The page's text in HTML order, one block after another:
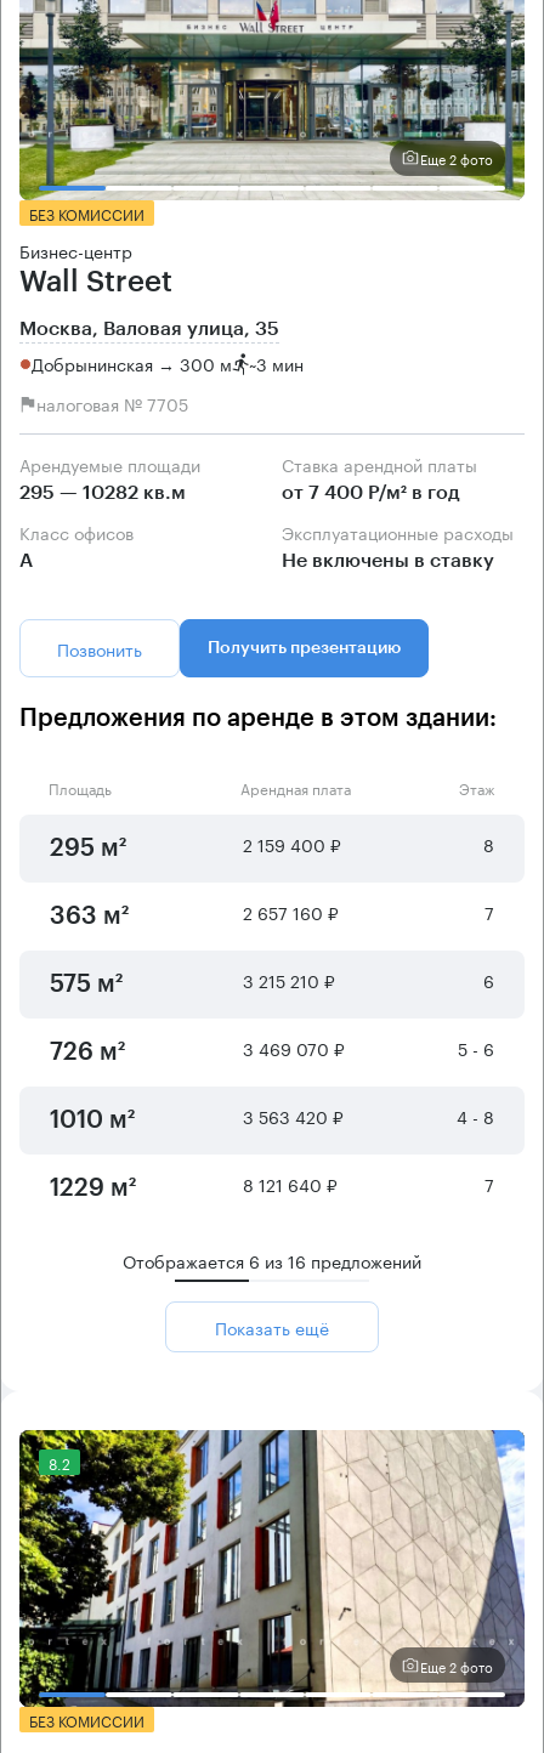
Еще 2 фото
БЕЗ КОМИССИИ
Бизнес-центр
Wall Street
Москва, Валовая улица, 35
Добрынинская → 300 м ~3 мин
налоговая № 7705
Арендуемые площади
295 — 10282 кв.м
Ставка арендной платы
от 7 400 Р/м² в год
Класс офисов
А
Эксплуатационные расходы
Не включены в ставку
Позвонить Получить презентацию
Предложения по аренде в этом здании:
Площадь Арендная плата Этаж
295 м² 2 159 400 ₽ 8
363 м² 2 657 160 ₽ 7
575 м² 3 215 210 ₽ 6
726 м² 3 469 070 ₽ 5 - 6
1010 м² 3 563 420 ₽ 4 - 8
1229 м² 8 121 640 ₽ 7
Отображается 6 из16 предложений
Показать ещё
8.2
Еще 2 фото
БЕЗ КОМИССИИ